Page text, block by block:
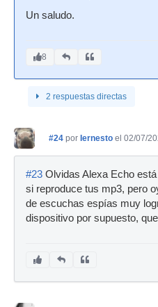
Un saludo.
8
2 respuestas directas
#24 por Iernesto el 02/07/
#23 Olvidas Alexa Echo
si reproduce tus mp3, pero
de escuchas espías muy
dispositivo por supuesto,